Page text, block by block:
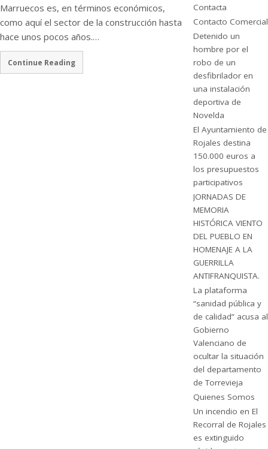
Marruecos es, en términos económicos,
como aquí el sector de la construcción hasta
hace unos pocos años.…
Continue Reading
Contacta
Contacto Comercial
Detenido un
hombre por el
robo de un
desfibrilador en
una instalación
deportiva de
Novelda
El Ayuntamiento de
Rojales destina
150.000 euros a
los presupuestos
participativos
JORNADAS DE
MEMORIA
HISTÓRICA VIENTO
DEL PUEBLO EN
HOMENAJE A LA
GUERRILLA
ANTIFRANQUISTA.
La plataforma
“sanidad pública y
de calidad” acusa al
Gobierno
Valenciano de
ocultar la situación
del departamento
de Torrevieja
Quienes Somos
Un incendio en El
Recorral de Rojales
es extinguido